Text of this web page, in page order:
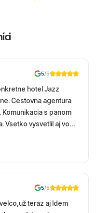
5/5
hotel Jazz
Cestovna agentura
s panom
Vsetko vysvetlil aj vo
Hotel
more,
5/5
teraz aj Idem